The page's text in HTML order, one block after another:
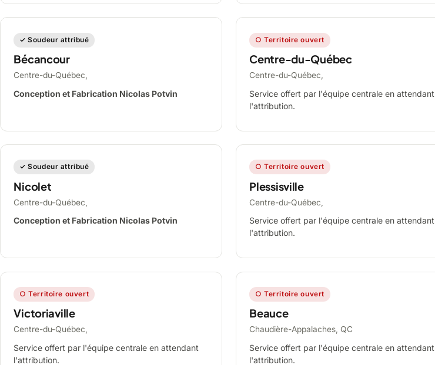
✓ Soudeur attribué
Bécancour
Centre-du-Québec,
Conception et Fabrication Nicolas Potvin
○ Territoire ouvert
Centre-du-Québec
Centre-du-Québec,
Service offert par l'équipe centrale en attendant
l'attribution.
✓ Soudeur attribué
Nicolet
Centre-du-Québec,
Conception et Fabrication Nicolas Potvin
○ Territoire ouvert
Plessisville
Centre-du-Québec,
Service offert par l'équipe centrale en attendant
l'attribution.
○ Territoire ouvert
Victoriaville
Centre-du-Québec,
Service offert par l'équipe centrale en attendant
l'attribution.
○ Territoire ouvert
Beauce
Chaudière-Appalaches, QC
Service offert par l'équipe centrale en attendant
l'attribution.